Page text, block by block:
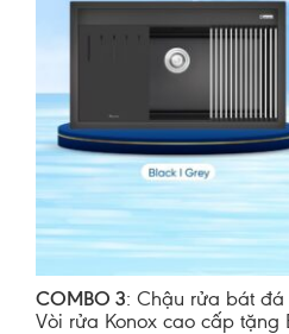
COMBO 3: Chậu rửa bát đá
Vòi rửa Konox cao cấp tặng